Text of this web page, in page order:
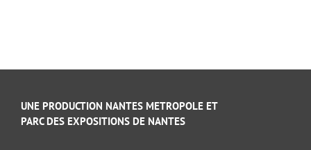
UNE PRODUCTION NANTES METROPOLE ET
PARC DES EXPOSITIONS DE NANTES